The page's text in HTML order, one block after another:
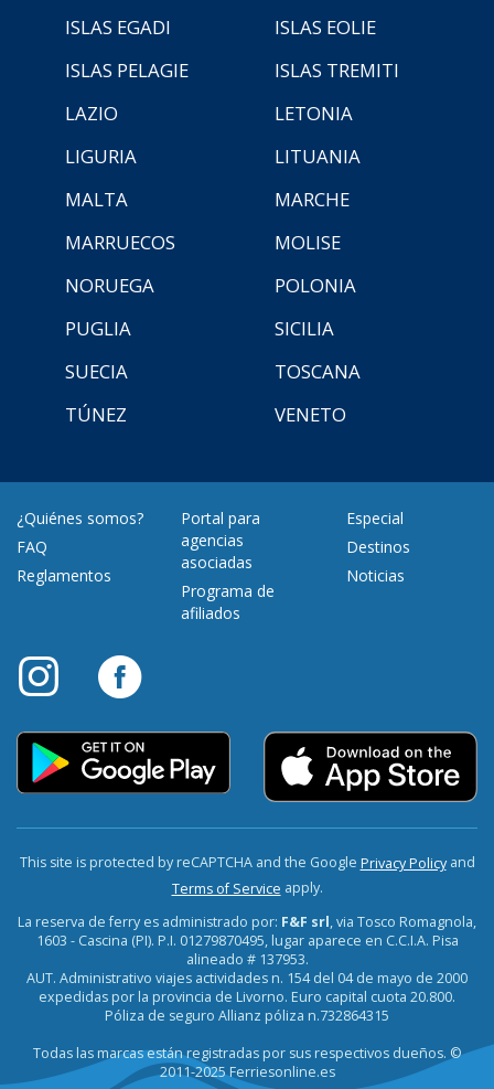
ISLAS EGADI
ISLAS EOLIE
ISLAS PELAGIE
ISLAS TREMITI
LAZIO
LETONIA
LIGURIA
LITUANIA
MALTA
MARCHE
MARRUECOS
MOLISE
NORUEGA
POLONIA
PUGLIA
SICILIA
SUECIA
TOSCANA
TÚNEZ
VENETO
¿Quiénes somos?
FAQ
Reglamentos
Portal para
agencias
asociadas
Programa de
afiliados
Especial
Destinos
Noticias
This site is protected by reCAPTCHA and the Google Privacy Policyand
Terms of Service apply.
La reserva de ferry es administrado por: F&F srl, via Tosco Romagnola,
1603 - Cascina (PI). P.I. 01279870495, lugar aparece en C.C.I.A. Pisa
alineado # 137953.
AUT. Administrativo viajes actividades n. 154 del 04 de mayo de 2000
expedidas por la provincia de Livorno. Euro capital cuota 20.800.
Póliza de seguro Allianz póliza n.732864315
Todas las marcas están registradas por sus respectivos dueños. ©
2011-2025 Ferriesonline.es